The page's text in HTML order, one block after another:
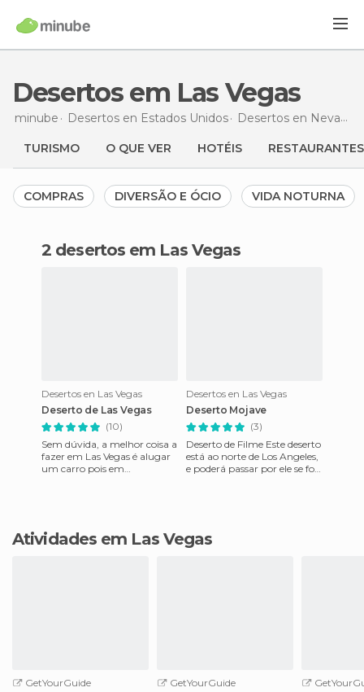
Desertos em Las Vegas
minube Desertos en Estados Unidos Desertos en Nevada
TURISMO O QUE VER HOTÉIS RESTAURANTES
COMPRAS DIVERSÃO E ÓCIO VIDA NOTURNA
2 desertos em Las Vegas
Desertos en Las Vegas
Deserto de Las Vegas
(10)
Sem dúvida, a melhor coisa a
fazer em Las Vegas é alugar
um carro pois em
Desertos en Las Vegas
Deserto Mojave
(3)
Deserto de Filme Este deserto
está ao norte de Los Angeles,
e poderá passar por ele se for
Atividades em Las Vegas
GetYourGuide
GetYourGuide